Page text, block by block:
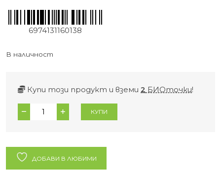
6974131160138
В наличност
Купи този продукт и вземи 2 БИОточки!
количество
за
Eco
Boom
КУПИ
ДОБАВИ В ЛЮБИМИ